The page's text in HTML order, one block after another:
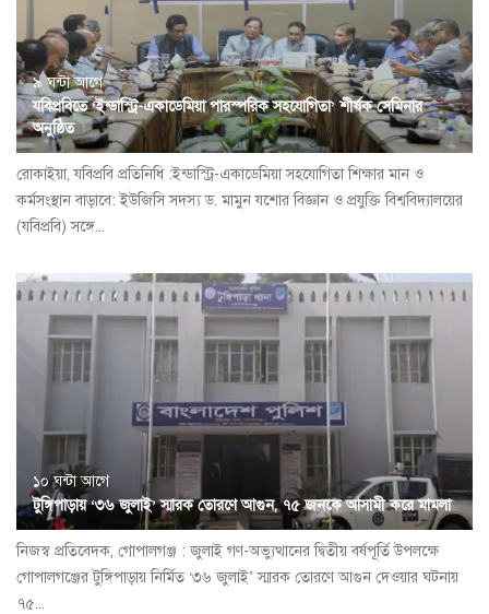
৯ ঘন্টা আগে
যবিপ্রবিতে ‘ইন্ডাস্ট্রি-একাডেমিয়া পারস্পরিক সহযোগিতা’ শীর্ষক সেমিনার
অনুষ্ঠিত
রোকাইয়া, যবিপ্রবি প্রতিনিধি :ইন্ডাস্ট্রি-একাডেমিয়া সহযোগিতা শিক্ষার মান ও
কর্মসংস্থান বাড়াবে: ইউজিসি সদস্য ড. মামুন যশোর বিজ্ঞান ও প্রযুক্তি বিশ্ববিদ্যালয়ের
(যবিপ্রবি) সঙ্গে...
১০ ঘন্টা আগে
টুঙ্গিপাড়ায় ‘৩৬ জুলাই’ স্মারক তোরণে আগুন, ৭৫ জনকে আসামী করে মামলা
নিজস্ব প্রতিবেদক, গোপালগঞ্জ : জুলাই গণ-অভ্যুত্থানের দ্বিতীয় বর্ষপূর্তি উপলক্ষে
গোপালগঞ্জের টুঙ্গিপাড়ায় নির্মিত ‘৩৬ জুলাই’ স্মারক তোরণে আগুন দেওয়ার ঘটনায়
৭৫...